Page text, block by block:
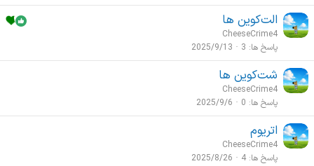
الت‌کوین ها
CheeseCrime4
پاسخ ها 3
2025/9/13
شت‌کوین ها
CheeseCrime4
پاسخ ها 0
2025/9/6
اتریوم
CheeseCrime4
پاسخ ها 4
2025/8/26